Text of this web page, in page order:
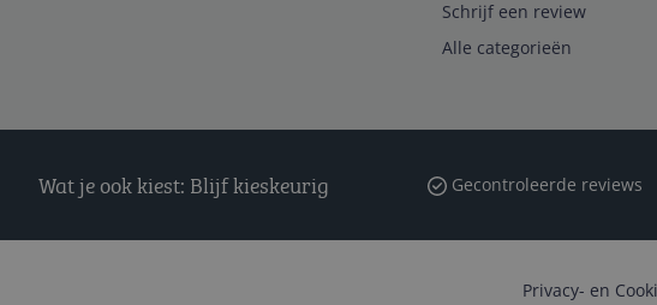
Schrijf een review
Alle categorieën
Wat je ook kiest: Blijf kieskeurig Gecontroleerde reviews
Privacy- en